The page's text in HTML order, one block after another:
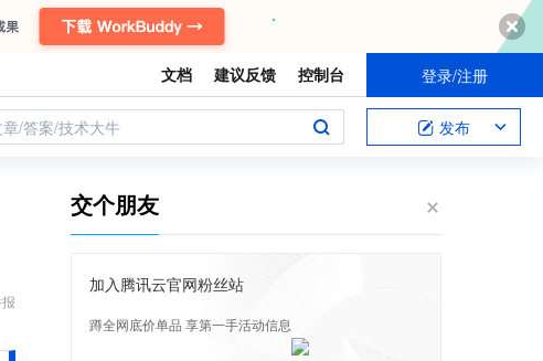
文档 建议反馈 控制台 登录/注册
/答案/技术大牛 发布
交个朋友
加入腾讯云官网粉丝站
蹲全网底价单品 享第一手活动信息